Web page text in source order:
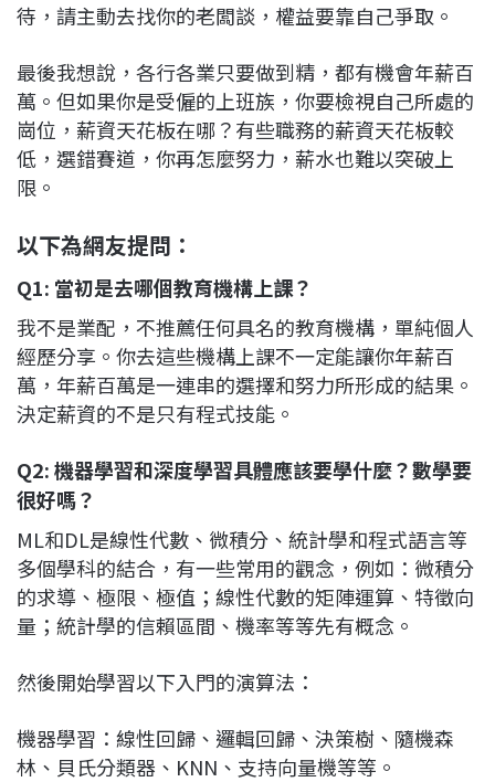
待，請主動去找你的老闆談，權益要靠自己爭取。
最後我想說，各行各業只要做到精，都有機會年薪百
萬。但如果你是受僱的上班族，你要檢視自己所處的
崗位，薪資天花板在哪？有些職務的薪資天花板較
低，選錯賽道，你再怎麼努力，薪水也難以突破上
限。
以下為網友提問：
Q1: 當初是去哪個教育機構上課？
我不是業配，不推薦任何具名的教育機構，單純個人
經歷分享。你去這些機構上課不一定能讓你年薪百
萬，年薪百萬是一連串的選擇和努力所形成的結果。
決定薪資的不是只有程式技能。
Q2: 機器學習和深度學習具體應該要學什麼？數學要
很好嗎？
ML和DL是線性代數、微積分、統計學和程式語言等
多個學科的結合，有一些常用的觀念，例如：微積分
的求導、極限、極值；線性代數的矩陣運算、特徵向
量；統計學的信賴區間、機率等等先有概念。
然後開始學習以下入門的演算法：
機器學習：線性回歸、邏輯回歸、決策樹、隨機森
林、貝氏分類器、KNN、支持向量機等等。